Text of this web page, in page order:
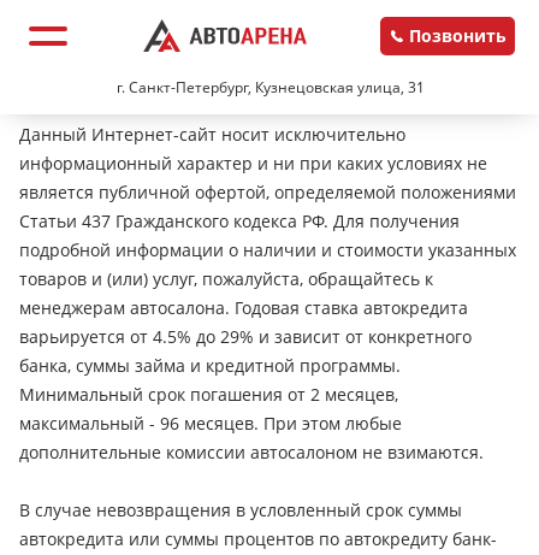
г. Санкт-Петербург, Кузнецовская улица, 31
Позвонить
Данный Интернет-сайт носит исключительно
информационный характер и ни при каких условиях не
является публичной офертой, определяемой положениями
Статьи 437 Гражданского кодекса РФ. Для получения
подробной информации о наличии и стоимости указанных
товаров и (или) услуг, пожалуйста, обращайтесь к
менеджерам автосалона. Годовая ставка автокредита
варьируется от 4.5% до 29% и зависит от конкретного
банка, суммы займа и кредитной программы.
Минимальный срок погашения от 2 месяцев,
максимальный - 96 месяцев. При этом любые
дополнительные комиссии автосалоном не взимаются.
В случае невозвращения в условленный срок суммы
автокредита или суммы процентов по автокредиту банк-